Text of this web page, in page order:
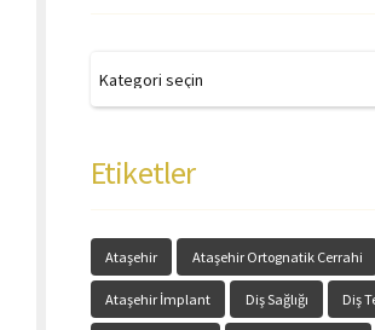
Etiketler
Ataşehir Ataşehir Ortognatik Cerrahi
Ataşehir İmplant Diş Sağlığı Diş